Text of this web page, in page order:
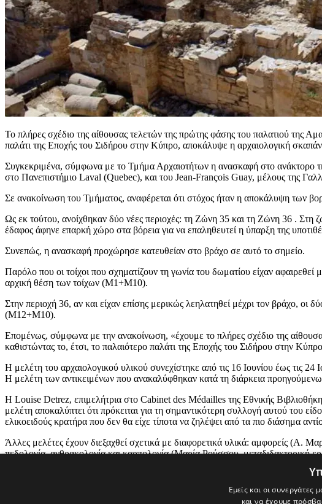
Το πλήρες σχέδιο της αίθουσας τελετών της πρώτης φάσης του παλατιού της
παλάτι της Εποχής του Σιδήρου στην Κύπρο, αποκάλυψε η αρχαιολογική
Συγκεκριμένα, σύμφωνα με το Τμήμα Αρχαιοτήτων η ανασκαφή στο ανάκτορο
στο Πανεπιστήμιο Laval (Quebec), και του Jean-François Guay, μέλους της
Σε ανακοίνωση του Τμήματος, αναφέρεται ότι στόχος ήταν η αποκάλυψη των
Ως εκ τούτου, ανοίχθηκαν δύο νέες περιοχές: τη Ζώνη 35 και τη Ζώνη 36 .
έδαφος άφηνε επαρκή χώρο στα βόρεια για να επαληθευτεί η ύπαρξη της
Συνεπώς, η ανασκαφή προχώρησε κατευθείαν στο βράχο σε αυτό το σημείο.
Παρόλο που οι τοίχοι που σχηματίζουν τη γωνία του δωματίου είχαν αφαιρεθεί
αρχική θέση των τοίχων (M1+M10).
Στην περιοχή 36, αν και είχαν επίσης μερικώς λεηλατηθεί μέχρι τον βράχο,
(M12+M10).
Επομένως, σύμφωνα με την ανακοίνωση, «έχουμε το πλήρες σχέδιο της
καθιστώντας το, έτσι, το παλαιότερο παλάτι της Εποχής του Σιδήρου στην
Η μελέτη του αρχαιολογικού υλικού συνεχίστηκε από τις 16 Ιουνίου έως τις
Η μελέτη των αντικειμένων που ανακαλύφθηκαν κατά τη διάρκεια
Η Louise Detrez, επιμελήτρια στο Cabinet des Médailles της Εθνικής
μελέτη αποκαλύπτει ότι πρόκειται για τη σημαντικότερη συλλογή αυτού του
ελικοειδούς κρατήρα που δεν θα είχε τίποτα να ζηλέψει από τα πιο διάσημα
Άλλες μελέτες έχουν διεξαχθεί σχετικά με διαφορετικά υλικά: αμφορείς (Α.
πεδολογία, ανθρακολογία και καρπολογία (Μαρία Ρούσσου,
ερευνήτρια στο UMR 7209 BioArch, MNHN, CNRS, Παρίσι), υφαντική τέχνη
Εμείς και οι συνεργάτες
και να έχουμε